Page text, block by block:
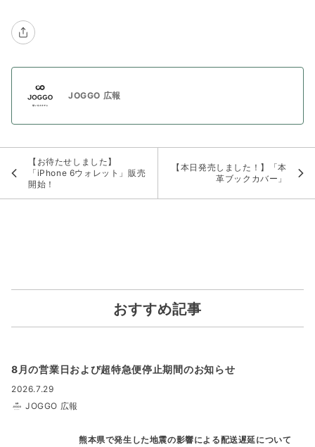
JOGGO 広報
【お待たせしました】
「iPhone 6ウォレット」販売
開始！
【本日発売しました！】「本
革ブックカバー」
おすすめ記事
8月の営業日および超特急便停止期間のお知らせ
2026.7.29
JOGGO 広報
熊本県で発生した地震の影響による配送遅延について